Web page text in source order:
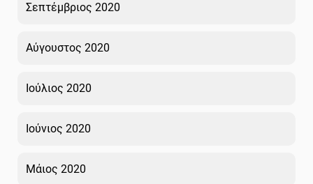
Σεπτέμβριος 2020
Αύγουστος 2020
Ιούλιος 2020
Ιούνιος 2020
Μάιος 2020